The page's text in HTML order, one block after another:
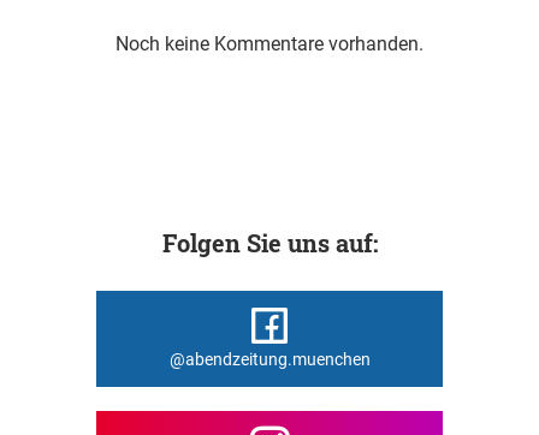
Noch keine Kommentare vorhanden.
Folgen Sie uns auf:
@abendzeitung.muenchen